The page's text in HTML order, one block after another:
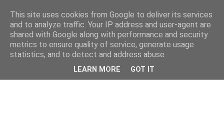
This site uses cookies from Google to deliver its services
and to analyze traffic. Your IP address and user-agent are
shared with Google along with performance and security
metrics to ensure quality of service, generate usage
statistics, and to detect and address abuse.
LEARN MORE GOT IT